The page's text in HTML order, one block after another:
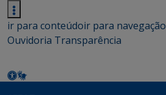
ir para conteúdoir para navegação
Ouvidoria Transparência